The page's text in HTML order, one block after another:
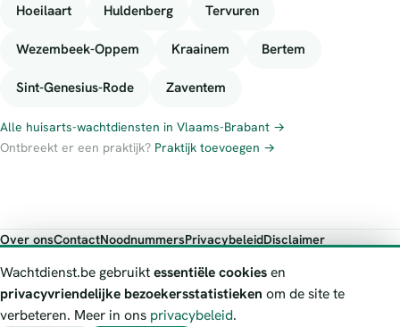
Hoeilaart Huldenberg Tervuren
Wezembeek-Oppem Kraainem Bertem
Sint-Genesius-Rode Zaventem
Alle huisarts-wachtdiensten in Vlaams-Brabant →
Ontbreekt er een praktijk? Praktijk toevoegen →
Over onsContactNoodnummersPrivacybeleidDisclaimer
Wachtdienst.be toont publieke wachtdienst-informatie ter oriëntatie.
Bij levensgevaar bel je altijd 112. Controleer altijd de actuele
Wachtdienst.be gebruiktessentiële cookiesen
privacyvriendelijke bezoekersstatistieken om de site te
verbeteren. Meer in ons privacybeleid.